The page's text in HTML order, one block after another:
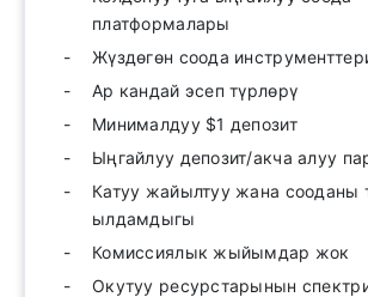
платформалары
Жүздөгөн соода
Ар кандай эсеп түрлөрү
Минималдуу $1 депозит
Ыңгайлуу депозит/акча алуу
Катуу жайылтуу жана сооданы
ылдамдыгы
Комиссиялык жыйымдар жок
Окутуу ресурстарынын